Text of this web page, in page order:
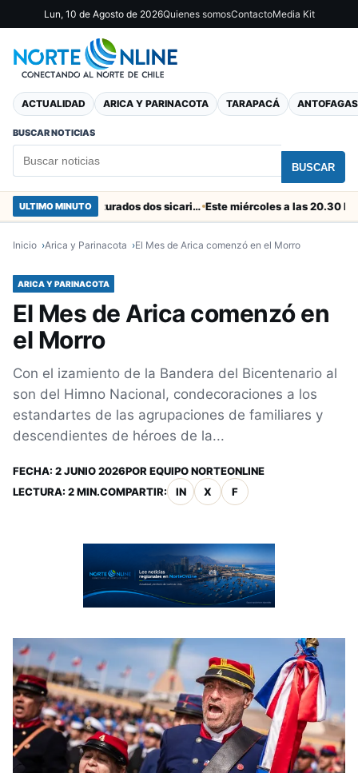
Lun, 10 de Agosto de 2026Quienes somosContactoMedia Kit
ACTUALIDAD ARICA Y PARINACOTA TARAPACÁ
BUSCAR NOTICIAS
BUSCAR
ULTIMO MINUTO En el “colador” de Cuya fueron capturados dos sicarios colombianos
Inicio Arica y Parinacota El Mes de Arica comenzó en el Morro
ARICA Y PARINACOTA
El Mes de Arica comenzó en
el Morro
Con el izamiento de la Bandera del Bicentenario al
son del Himno Nacional, condecoraciones a los
estandartes de las agrupaciones de familiares y
descendientes de héroes de la...
FECHA: 2 JUNIO 2026POR EQUIPO NORTEONLINE
LECTURA: 2 MIN.COMPARTIR: IN X F